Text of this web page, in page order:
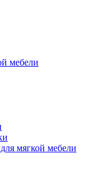
мебели
мягкой мебели